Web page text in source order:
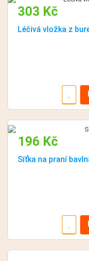
303 Kč
Léčivá vložka z
196 Kč
Síťka na praní